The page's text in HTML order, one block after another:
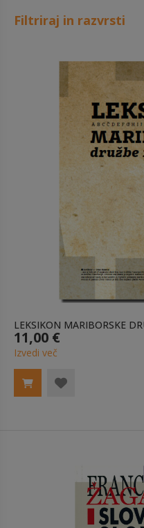
11,00 €
Izvedi več
Filtriraj in razvrsti